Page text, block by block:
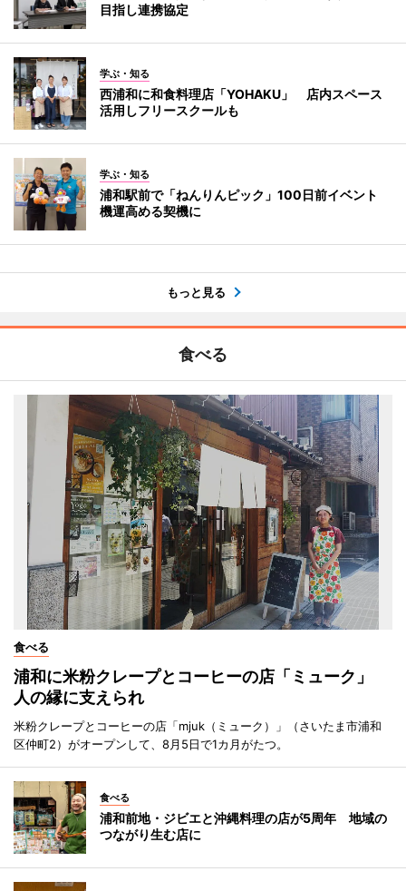
目指し連携協定
学ぶ・知る
西浦和に和食料理店「YOHAKU」 店内スペース
活用しフリースクールも
学ぶ・知る
浦和駅前で「ねんりんピック」100日前イベント
機運高める契機に
もっと見る
食べる
食べる
浦和に米粉クレープとコーヒーの店「ミューク」
人の縁に支えられ
米粉クレープとコーヒーの店「mjuk（ミューク）」（さいたま市浦和
区仲町2）がオープンして、8月5日で1カ月がたつ。
食べる
浦和前地・ジビエと沖縄料理の店が5周年 地域の
つながり生む店に